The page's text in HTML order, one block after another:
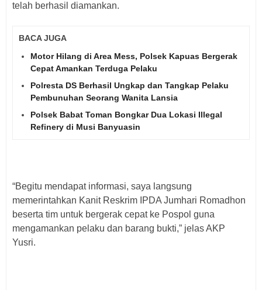
telah berhasil diamankan.
BACA JUGA
Motor Hilang di Area Mess, Polsek Kapuas Bergerak
Cepat Amankan Terduga Pelaku
Polresta DS Berhasil Ungkap dan Tangkap Pelaku
Pembunuhan Seorang Wanita Lansia
Polsek Babat Toman Bongkar Dua Lokasi Illegal
Refinery di Musi Banyuasin
“Begitu mendapat informasi, saya langsung
memerintahkan Kanit Reskrim IPDA Jumhari Romadhon
beserta tim untuk bergerak cepat ke Pospol guna
mengamankan pelaku dan barang bukti,” jelas AKP
Yusri.